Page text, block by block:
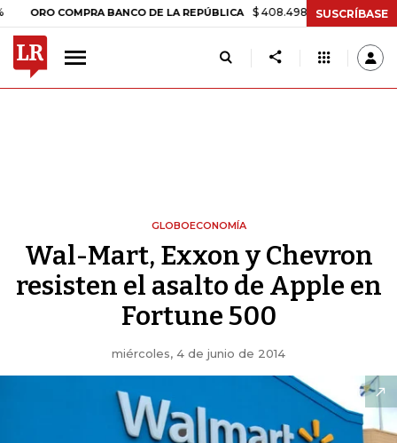
COMPRA BANCO DE LA REPÚBLICA $ 408.498,97 +$ 8.753,81 +2,19%
SUSCRÍBASE
GLOBOECONOMÍA
Wal-Mart, Exxon y Chevron
resisten el asalto de Apple en
Fortune 500
miércoles, 4 de junio de 2014